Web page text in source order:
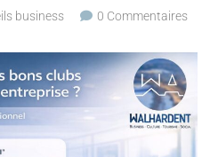
business 0 Commentaires